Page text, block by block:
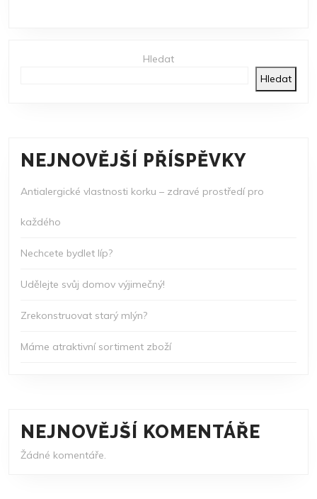
Hledat
Hledat
NEJNOVĚJŠÍ PŘÍSPĚVKY
Antialergické vlastnosti korku – zdravé prostředí pro
každého
Nechcete bydlet líp?
Udělejte svůj domov výjimečný!
Zrekonstruovat starý mlýn?
Máme atraktivní sortiment zboží
NEJNOVĚJŠÍ KOMENTÁŘE
Žádné komentáře.